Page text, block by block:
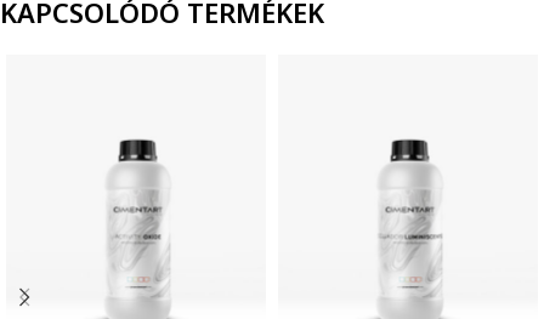
KAPCSOLÓDÓ TERMÉKEK